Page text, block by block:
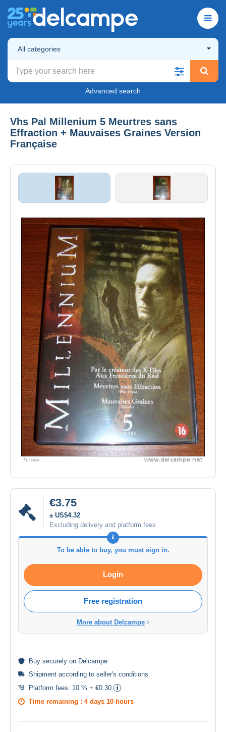
All categories
Advanced search
Vhs Pal Millenium 5 Meurtres sans
Effraction + Mauvaises Graines Version
Française
€3.75
± US$4.32
Excluding delivery and platform fees
To be able to buy, you must sign in.
Login
Free registration
More about Delcampe
Buy securely on Delcampe
Shipment according to seller's conditions
Platform fees: 10 % + €0.30
Time remaining : 4 days 10 hours